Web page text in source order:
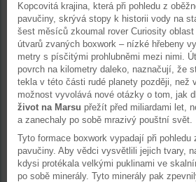
Kopcovitá krajina, která při pohledu z
pavučiny, skrývá stopy k historii vody na
šest měsíců zkoumal rover Curiosity
útvarů zvaných boxwork – nízké hřebeny
metry s písčitými prohlubněmi mezi nimi.
povrch na kilometry daleko, naznačují, že
tekla v této části rudé planety později, než
možnost vyvolává nové otázky o tom, jak
život na Marsu přežít před miliardami let,
a zanechaly po sobě mrazivý pouštní svět.
Tyto formace boxwork vypadají při
pavučiny. Aby vědci vysvětlili jejich tvary,
kdysi protékala velkými puklinami ve
po sobě minerály. Tyto minerály pak